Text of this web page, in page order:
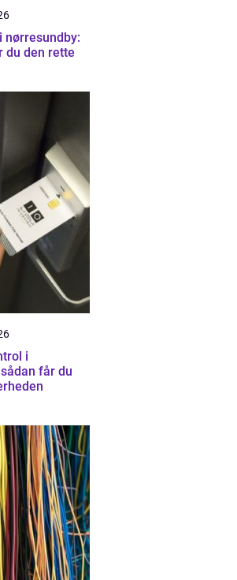
nørresundby:
du den rette
i
får du